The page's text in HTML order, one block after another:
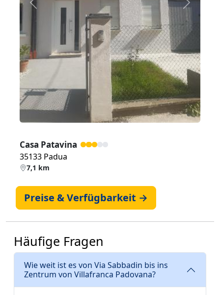
Zurück Weiter
Casa Patavina
35133 Padua
7,1 km
Preise & Verfügbarkeit →
Häufige Fragen
Wie weit ist es von Via Sabbadin bis ins
Zentrum von Villafranca Padovana?